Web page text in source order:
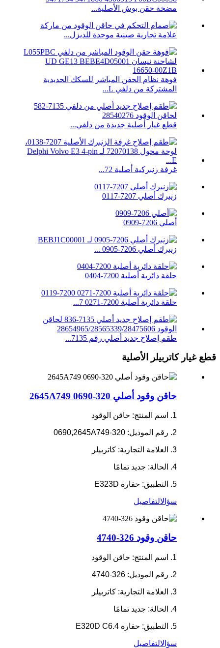
مضخة حقن بوش الأصلية...
علامة تجارية صينية موحدة للديزل...
فوهة نظام الحقن المباشر للسكك الحديدية
المشتركة من دلفي L...
قطع غيار أصلية جديدة من دلفي...
غرفة زنبركية أصلية 72...
زنبرك أصلي 7207-0117
أصلي 7206-0909
زنبرك أصلي 7206-0905 ...
حلقة دائرية أصلية 7200-0404
حلقة دائرية أصلية 7200-0271 7...
طقم إصلاح جديد أصلي رقم 7135...
قطع غيار كاتربيلر الأصلية
حاقن وقود أصلي 320-0690 2645A749
1. اسم المنتج: حاقن الوقود
2. رقم الموديل: 320-0690,2645A749
3. العلامة التجارية: كاتربيلر
4. الحالة: جديد تمامًا
5. التطبيق: حفارة E323D
سؤالالتفاصيل
حاقن وقود 326-4740
1. اسم المنتج: حاقن الوقود
2. رقم الموديل: 326-4740
3. العلامة التجارية: كاتربيلر
4. الحالة: جديد تمامًا
5. التطبيق: حفارة E320D C6.4
سؤالالتفاصيل